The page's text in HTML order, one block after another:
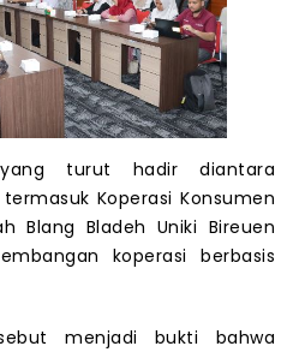
turut hadir diantara
Koperasi Konsumen
Blang Bladeh Uniki Bireuen
koperasi berbasis
menjadi bukti bahwa